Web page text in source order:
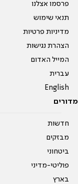
פרסמו אצלנו
תנאי שימוש
מדיניות פרטיות
הצהרת נגישות
המייל האדום
עברית
English
מדורים
חדשות
מבזקים
ביטחוני
פוליטי-מדיני
בארץ